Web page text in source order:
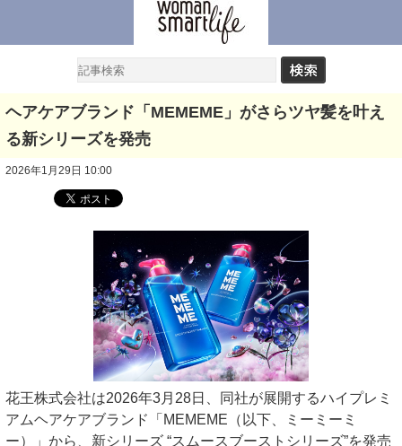
ヘアケアブランド「MEMEME」がさらツヤ髪を叶え
る新シリーズを発売
2026年1月29日 10:00
花王株式会社は2026年3月28日、同社が展開するハイプレミ
アムヘアケアブランド「MEMEME（以下、ミーミーミ
ー）」から、新シリーズ “スムースブーストシリーズ”を発売